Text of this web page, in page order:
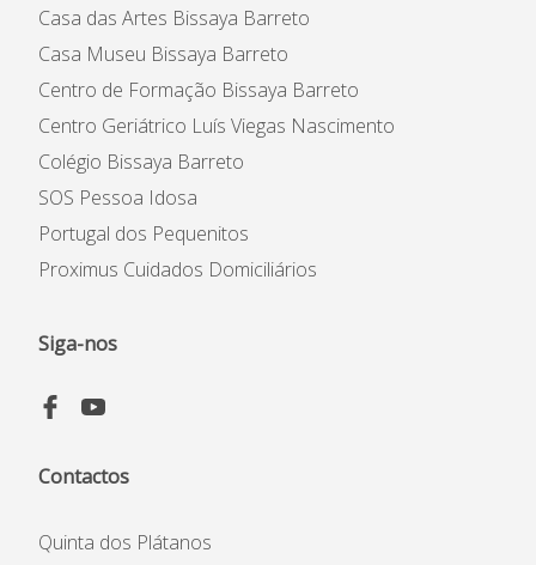
Reconhecimento e Estatutos
Estatuto de Utilidade Pública
Código de Ética e de
Conduta
de Corrupção
Código Prevenção &
Combate ao Assédio
Casa das Artes Bissaya Barreto
Casa Museu Bissaya Barreto
Centro de Formação Bissaya Barreto
Centro Geriátrico Luís Viegas Nascimento
Colégio Bissaya Barreto
SOS Pessoa Idosa
Portugal dos Pequenitos
Proximus Cuidados Domiciliários
Siga-nos
Contactos
Quinta dos Plátanos